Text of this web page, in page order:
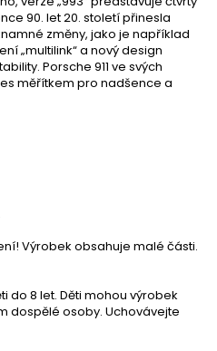
90. let 20. století přinesla
změny, jako je například
„multilink“ a nový design
Porsche 911 ve svých
měřítkem pro nadšence a
Výrobek obsahuje malé části.
do 8 let. Děti mohou výrobek
dospělé osoby. Uchovávejte